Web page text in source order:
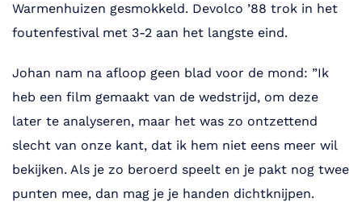
Warmenhuizen gesmokkeld. Devolco ’88 trok in het
foutenfestival met 3-2 aan het langste eind.
Johan nam na afloop geen blad voor de mond: ”Ik
heb een film gemaakt van de wedstrijd, om deze
later te analyseren, maar het was zo ontzettend
slecht van onze kant, dat ik hem niet eens meer wil
bekijken. Als je zo beroerd speelt en je pakt nog twee
punten mee, dan mag je je handen dichtknijpen.